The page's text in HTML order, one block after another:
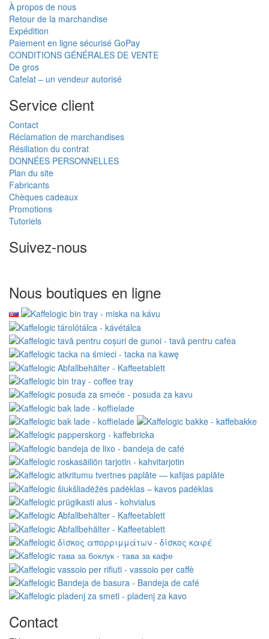
À propos de nous
Retour de la marchandise
Expédition
Paiement en ligne sécurisé GoPay
CONDITIONS GÉNÉRALES DE VENTE
De gros
Cafelat – un vendeur autorisé
Service client
Contact
Réclamation de marchandises
Résiliation du contrat
DONNÉES PERSONNELLES
Plan du site
Fabricants
Chèques cadeaux
Promotions
Tutoriels
Suivez-nous
Nous boutiques en ligne
Contact